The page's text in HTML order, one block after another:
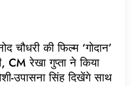
चौधरी की फिल्म ‘गोदान’
CM रेखा गुप्ता ने किया
उपासना सिंह दिखेंगे साथ